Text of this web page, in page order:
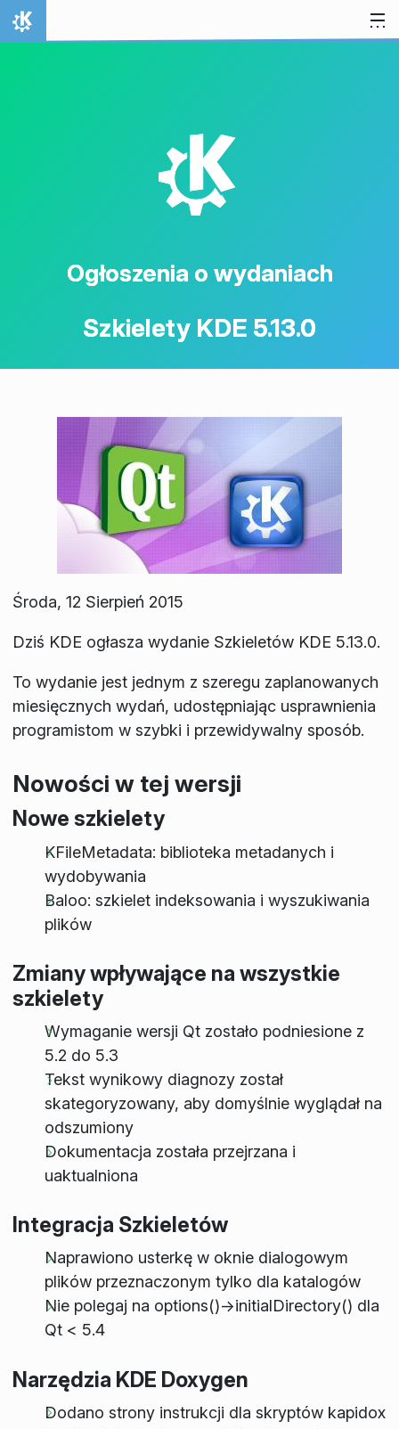
Przejdź to treści
Strona domowa
K
Ogłoszenia o wydaniach
Szkielety KDE 5.13.0
Środa, 12 Sierpień 2015
Dziś KDE ogłasza wydanie Szkieletów KDE 5.13.0.
To wydanie jest jednym z szeregu zaplanowanych
miesięcznych wydań, udostępniając usprawnienia
programistom w szybki i przewidywalny sposób.
Nowości w tej wersji
Nowe szkielety
KFileMetadata: biblioteka metadanych i
wydobywania
Baloo: szkielet indeksowania i wyszukiwania
plików
Zmiany wpływające na wszystkie
szkielety
Wymaganie wersji Qt zostało podniesione z
5.2 do 5.3
Tekst wynikowy diagnozy został
skategoryzowany, aby domyślnie wyglądał na
odszumiony
Dokumentacja została przejrzana i
uaktualniona
Integracja Szkieletów
Naprawiono usterkę w oknie dialogowym
plików przeznaczonym tylko dla katalogów
Nie polegaj na options()->initialDirectory() dla
Qt < 5.4
Narzędzia KDE Doxygen
Dodano strony instrukcji dla skryptów kapidox